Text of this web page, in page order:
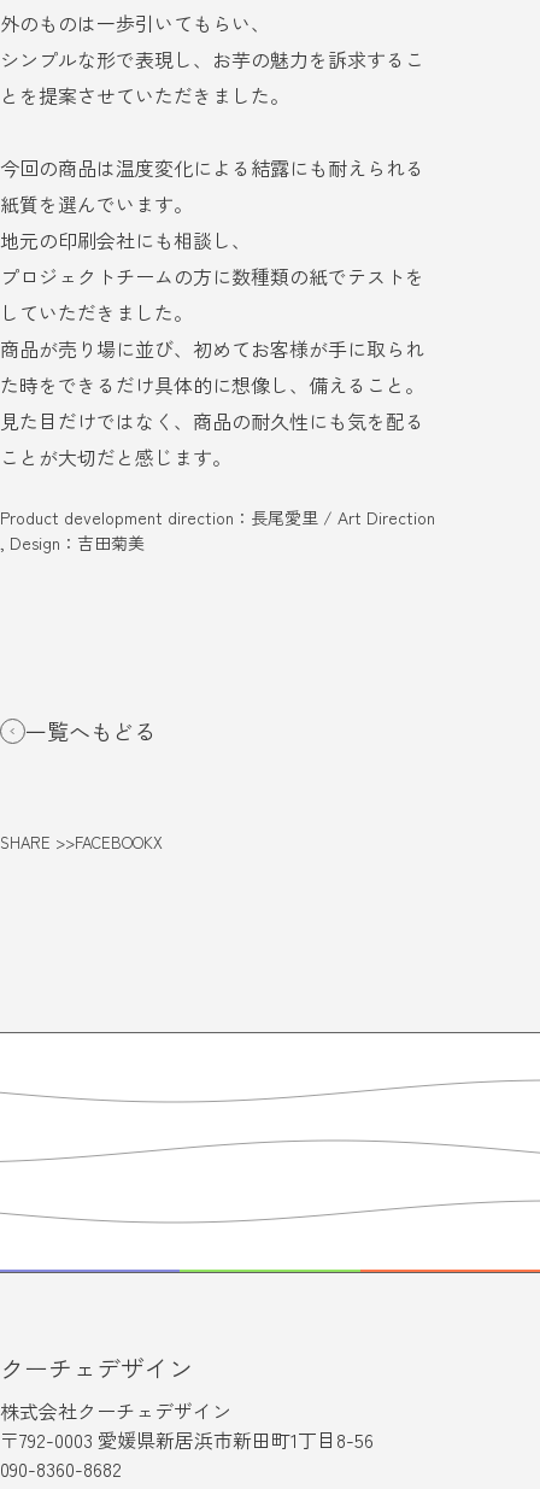
外のものは一歩引いてもらい、
シンプルな形で表現し、お芋の魅力を訴求するこ
とを提案させていただきました。
今回の商品は温度変化による結露にも耐えられる
紙質を選んでいます。
地元の印刷会社にも相談し、
プロジェクトチームの方に数種類の紙でテストを
していただきました。
商品が売り場に並び、初めてお客様が手に取られ
た時をできるだけ具体的に想像し、備えること。
見た目だけではなく、商品の耐久性にも気を配る
ことが大切だと感じます。
Product development direction：長尾愛里 / Art Direction
, Design：吉田菊美
一覧へもどる
SHARE >>FACEBOOKX
クーチェデザイン
株式会社クーチェデザイン
〒792-0003 愛媛県新居浜市新田町1丁目8-56
090-8360-8682